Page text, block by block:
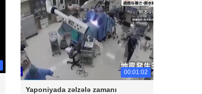
00:01:02
Yaponiyada zəlzələ zamanı